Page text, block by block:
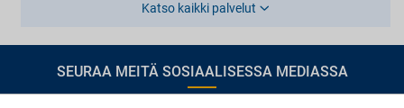
Katso kaikki palvelut
SEURAA MEITÄ SOSIAALISESSA MEDIASSA